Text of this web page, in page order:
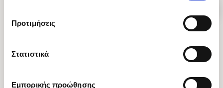
΄΄και να ενημερωθείτε σχετικά με
Προτιμήσεις
Στατιστικά
Εμπορικής προώθησης